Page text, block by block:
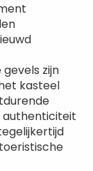
zijn
kasteel
authenticiteit